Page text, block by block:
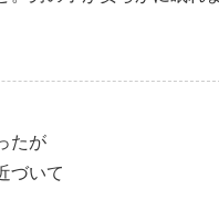
たが
づいて